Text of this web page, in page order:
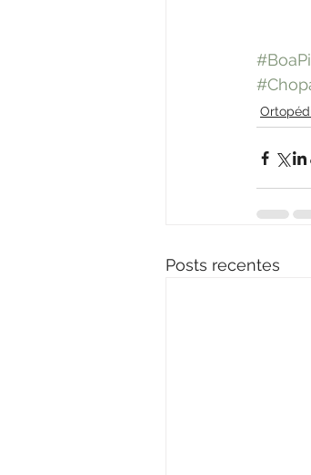
Posts recentes